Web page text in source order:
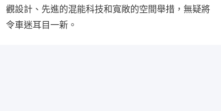
觀設計、先進的混能科技和寬敞的空間舉措，無疑將
令車迷耳目一新。